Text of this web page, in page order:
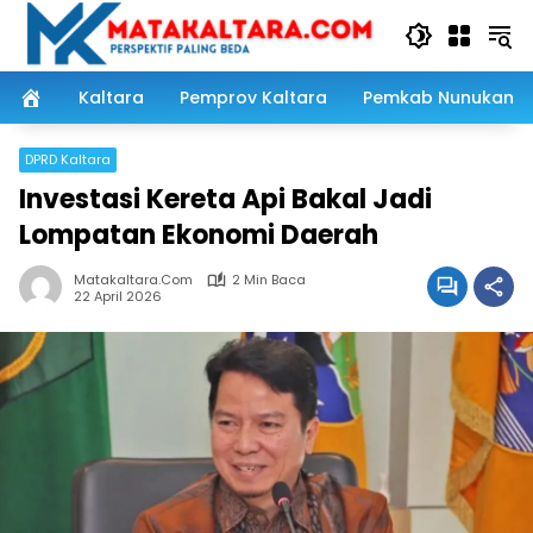
Langsung
konten
Kaltara
Pemprov Kaltara Pemkab Nunukan
DPRD Kaltara
Investasi Kereta Api Bakal Jadi
Lompatan Ekonomi Daerah
Matakaltara.com
2 Min Baca
22 April 2026